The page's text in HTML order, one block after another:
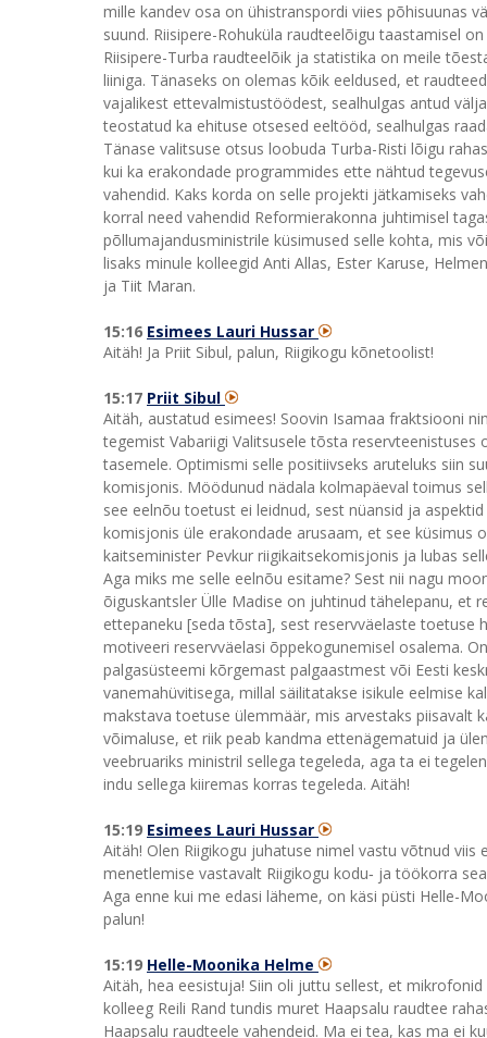
mille kandev osa on ühistranspordi viies põhisuunas
suund. Riisipere-Rohuküla raudteelõigu taastamisel
Riisipere-Turba raudteelõik ja statistika on meile
liiniga. Tänaseks on olemas kõik eeldused, et
vajalikest ettevalmistustöödest, sealhulgas antud
teostatud ka ehituse otsesed eeltööd, sealhulgas
Tänase valitsuse otsus loobuda Turba-Risti lõigu
kui ka erakondade programmides ette nähtud
vahendid. Kaks korda on selle projekti jätkamiseks
korral need vahendid Reformierakonna juhtimisel
põllumajandusministrile küsimused selle kohta, mis
lisaks minule kolleegid Anti Allas, Ester Karuse,
ja Tiit Maran.
15:16 Esimees Lauri Hussar
Aitäh! Ja Priit Sibul, palun, Riigikogu kõnetoolist!
15:17 Priit Sibul
Aitäh, austatud esimees! Soovin Isamaa fraktsiooni
tegemist Vabariigi Valitsusele tõsta
tasemele. Optimismi selle positiivseks aruteluks siin
komisjonis. Möödunud nädala kolmapäeval toimus
see eelnõu toetust ei leidnud, sest nüansid ja
komisjonis üle erakondade arusaam, et see küsimus
kaitseminister Pevkur riigikaitsekomisjonis ja lubas
Aga miks me selle eelnõu esitame? Sest nii nagu
õiguskantsler Ülle Madise on juhtinud tähelepanu, et
ettepaneku [seda tõsta], sest reservväelaste toetuse
motiveeri reservväelasi õppekogunemisel osalema.
palgasüsteemi kõrgemast palgaastmest või Eesti
vanemahüvitisega, millal säilitatakse isikule eelmise
makstava toetuse ülemmäär, mis arvestaks piisavalt
võimaluse, et riik peab kandma ettenägematuid ja
veebruariks ministril sellega tegeleda, aga ta ei
indu sellega kiiremas korras tegeleda. Aitäh!
15:19 Esimees Lauri Hussar
Aitäh! Olen Riigikogu juhatuse nimel vastu võtnud
menetlemise vastavalt Riigikogu kodu‑ ja töökorra
Aga enne kui me edasi läheme, on käsi püsti Helle-
palun!
15:19 Helle-Moonika Helme
Aitäh, hea eesistuja! Siin oli juttu sellest, et
kolleeg Reili Rand tundis muret Haapsalu raudtee
Haapsalu raudteele vahendeid. Ma ei tea, kas ma ei